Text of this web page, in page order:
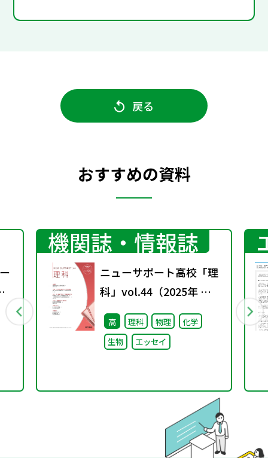
戻る
おすすめの資料
機関誌・情報誌
ニューサポート高校「理
科」vol.44（2025年 秋
号）
高 理科 物理
化学
生物
エッセイ